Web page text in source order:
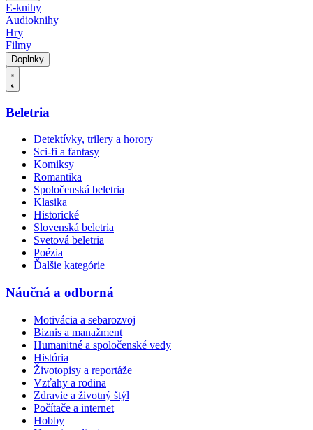
E-knihy
Audioknihy
Hry
Filmy
Doplnky
Beletria
Detektívky, trilery a horory
Sci-fi a fantasy
Komiksy
Romantika
Spoločenská beletria
Klasika
Historické
Slovenská beletria
Svetová beletria
Poézia
Ďalšie kategórie
Náučná a odborná
Motivácia a sebarozvoj
Biznis a manažment
Humanitné a spoločenské vedy
História
Životopisy a reportáže
Vzťahy a rodina
Zdravie a životný štýl
Počítače a internet
Hobby